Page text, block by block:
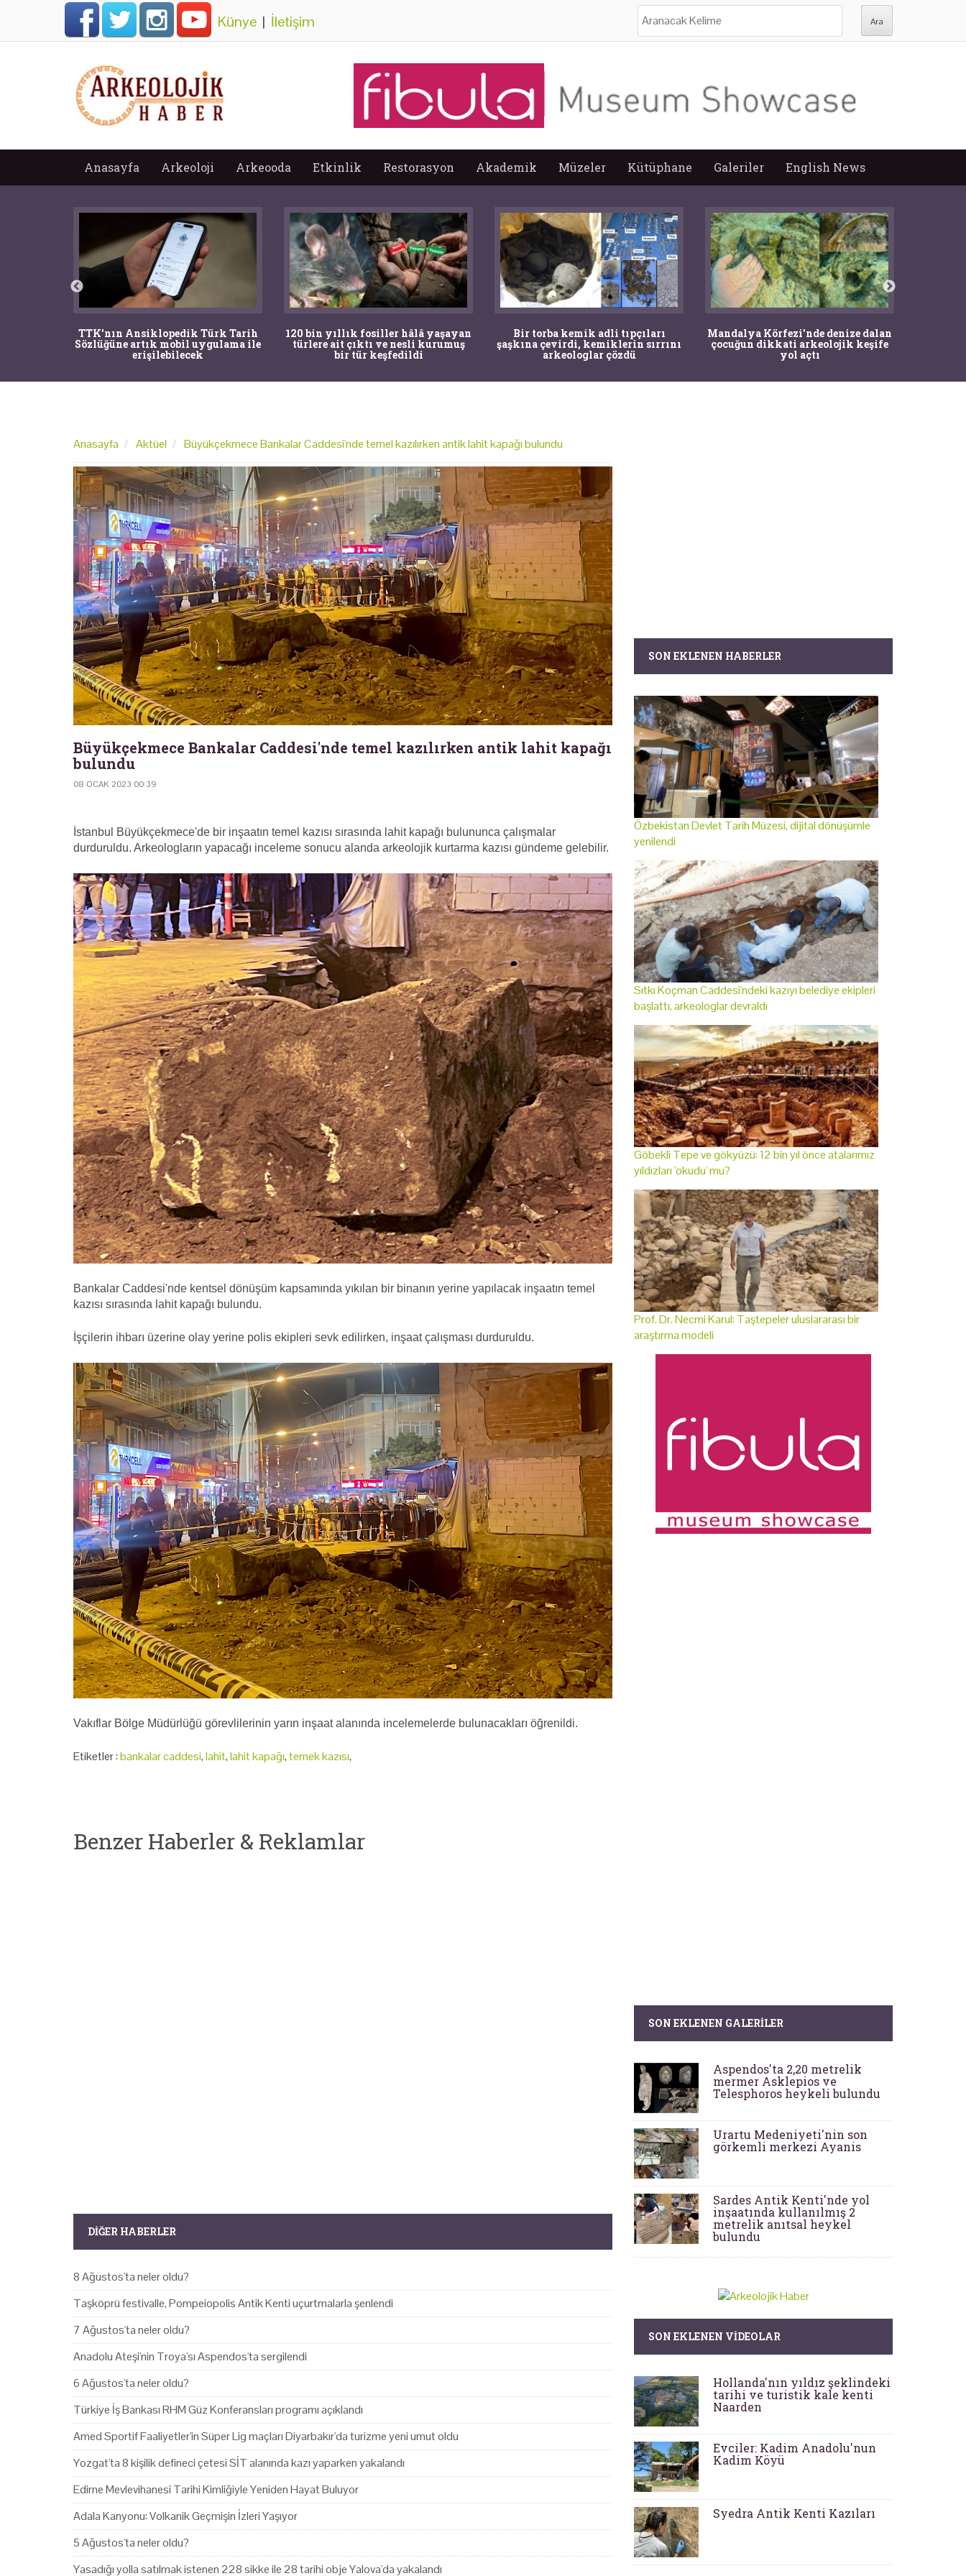
Künye | İletişim
Anasayfa Arkeoloji Arkeooda Etkinlik Restorasyon Akademik Müzeler Kütüphane Galeriler English News
TTK'nın Ansiklopedik Türk Tarih
Sözlüğüne artık mobil uygulama ile
erişilebilecek
120 bin yıllık fosiller hâlâ yaşayan
türlere ait çıktı ve nesli kurumuş
bir tür keşfedildi
Bir torba kemik adli tıpçıları
şaşkına çevirdi, kemiklerin sırrını
arkeologlar çözdü
Mandalya Körfezi’nde denize dalan
çocuğun dikkati arkeolojik keşife
yol açtı
Anasayfa Aktüel Büyükçekmece Bankalar Caddesi'nde temel kazılırken antik lahit kapağı bulundu
Büyükçekmece Bankalar Caddesi'nde temel kazılırken antik lahit kapağı
bulundu
08 OCAK 2023 00:39
İstanbul Büyükçekmece'de bir inşaatın temel kazısı sırasında lahit kapağı bulununca çalışmalar
durduruldu. Arkeologların yapacağı inceleme sonucu alanda arkeolojik kurtarma kazısı gündeme gelebilir.
Bankalar Caddesi'nde kentsel dönüşüm kapsamında yıkılan bir binanın yerine yapılacak inşaatın temel
kazısı sırasında lahit kapağı bulundu.
İşçilerin ihbarı üzerine olay yerine polis ekipleri sevk edilirken, inşaat çalışması durduruldu.
Vakıflar Bölge Müdürlüğü görevlilerinin yarın inşaat alanında incelemelerde bulunacakları öğrenildi.
Etiketler :bankalar caddesi,lahit,lahit kapağı,temek kazısı,
Benzer Haberler & Reklamlar
DIĞER HABERLER
8 Ağustos'ta neler oldu?
Taşköprü festivalle, Pompeiopolis Antik Kenti uçurtmalarla şenlendi
7 Ağustos'ta neler oldu?
Anadolu Ateşi'nin Troya'sı Aspendos'ta sergilendi
6 Ağustos'ta neler oldu?
Türkiye İş Bankası RHM Güz Konferansları programı açıklandı
Amed Sportif Faaliyetler'in Süper Lig maçları Diyarbakır'da turizme yeni umut oldu
Yozgat'ta 8 kişilik defineci çetesi SİT alanında kazı yaparken yakalandı
Edirne Mevlevihanesi Tarihi Kimliğiyle Yeniden Hayat Buluyor
Adala Kanyonu: Volkanik Geçmişin İzleri Yaşıyor
5 Ağustos'ta neler oldu?
Yasadığı yolla satılmak istenen 228 sikke ile 28 tarihi obje Yalova'da yakalandı
SON EKLENEN HABERLER
Özbekistan Devlet Tarih Müzesi, dijital dönüşümle
yenilendi
Sıtkı Koçman Caddesi'ndeki kazıyı belediye ekipleri
başlattı, arkeologlar devraldı
Göbekli Tepe ve gökyüzü: 12 bin yıl önce atalarımız
yıldızları 'okudu' mu?
Prof. Dr. Necmi Karul: Taştepeler uluslararası bir
araştırma modeli
SON EKLENEN GALERILER
Aspendos'ta 2,20 metrelik
mermer Asklepios ve
Telesphoros heykeli bulundu
Urartu Medeniyeti'nin son
görkemli merkezi Ayanis
Sardes Antik Kenti'nde yol
inşaatında kullanılmış 2
metrelik anıtsal heykel
bulundu
SON EKLENEN VIDEOLAR
Hollanda'nın yıldız şeklindeki
tarihi ve turistik kale kenti
Naarden
Evciler: Kadim Anadolu'nun
Kadim Köyü
Syedra Antik Kenti Kazıları